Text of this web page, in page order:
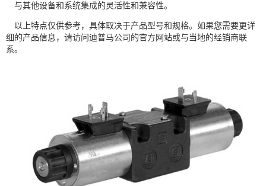
与其他设备和系统集成的灵活性和兼容性。
以上特点仅供参考，具体取决于产品型号和规格。如果您需要更详
细的产品信息，请访问迪普马公司的官方网站或与当地的经销商联
系。